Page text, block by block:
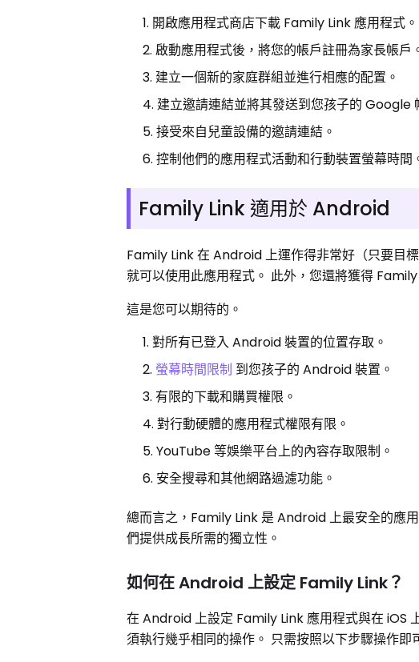
開啟應用程式商店下載 Family Link 應用程式。
啟動應用程式後，將您的帳戶註冊為家長帳戶
建立一個新的家庭群組並進行相應的配置。
建立邀請連結並將其發送到您孩子的 Google
接受來自兒童設備的邀請連結。
控制他們的應用程式活動和行動裝置螢幕時間
Family Link 適用於 Android
Family Link 在 Android 上運作得非常好（只要目
就可以使用此應用程式。 此外，您還將獲得
這是您可以期待的。
對所有已登入 Android 裝置的位置存取。
螢幕時間限制 到您孩子的 Android 裝置。
有限的下載和購買權限。
對行動硬體的應用程式權限有限。
YouTube 等娛樂平台上的內容存取限制。
安全搜尋和其他網路過濾功能。
總而言之，Family Link 是 Android 上最安全的應
們提供成長所需的獨立性。
如何在 Android 上設定 Family Link？
在 Android 上設定 Family Link 應用程式與在 iOS
須執行幾乎相同的操作。 只需按照以下步驟操作即